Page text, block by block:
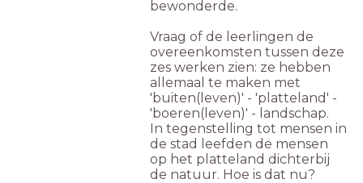
bewonderde.
Vraag of de leerlingen de
overeenkomsten tussen deze
zes werken zien: ze hebben
allemaal te maken met
'buiten(leven)' - 'platteland' -
'boeren(leven)' - landschap.
In tegenstelling tot mensen in
de stad leefden de mensen
op het platteland dichterbij
de natuur. Hoe is dat nu?